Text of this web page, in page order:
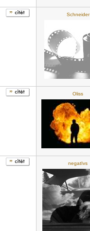
Schneider
Oliss
negatIvs